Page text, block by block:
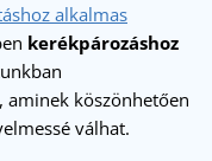
alkalmas
kerékpározáshoz
aminek köszönhetően
válhat.